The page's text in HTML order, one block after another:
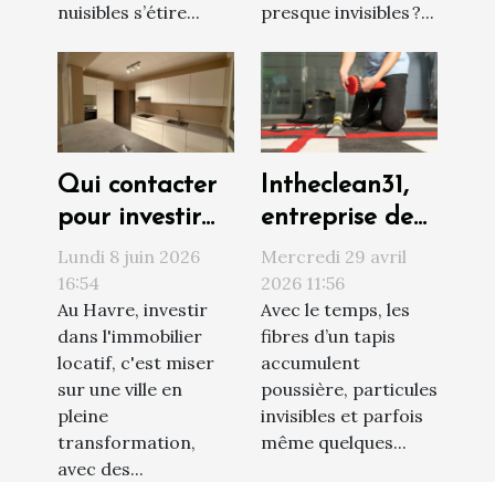
nuisibles s’étire...
presque invisibles ?...
Qui contacter
pour investir
sereinement
au Havre ?
Lundi 8 juin 2026
16:54
Au Havre, investir
dans l'immobilier
locatif, c'est miser
sur une ville en
pleine
transformation,
avec des...
Intheclean31,
entreprise de
confiance pour
le nettoyage
de vos tapis à
Toulouse
Mercredi 29 avril
2026 11:56
Avec le temps, les
fibres d’un tapis
accumulent
poussière, particules
invisibles et parfois
même quelques...